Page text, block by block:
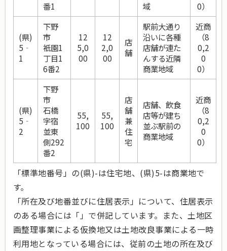
番1
域
0）
(県)
5‐
1
下野
市
衹園1
丁目1
6番2
12
5,0
00
12
2,0
00
店
舗
駅前大通り
沿いに各種
店舗が連た
んする近隣
商業地域
近商
（8
0,2
0
0）
(県)
5‐
2
下野
市
石橋
字宿
並東
側292
番2
55,
100
55,
100
店
舗
兼
住
宅
店舗、飲食
店等が建ち
並ぶ駅前の
商業地域
近商
（8
0,2
0
0）
「標準地番号」の(県)-は住宅地、(県)5-は商業地で
す。
「所在及び地番並びに住居表示」について、住居表示
のある場合には「」で併記しています。また、土地区
画整理事業による仮換地又は土地改良事業による一時
利用地となっている場合には、従前の土地の所在及び